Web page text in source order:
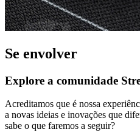
Se envolver
Explore a comunidade
Acreditamos que é nossa
a novas ideias e inovações que
sabe o que faremos a seguir?